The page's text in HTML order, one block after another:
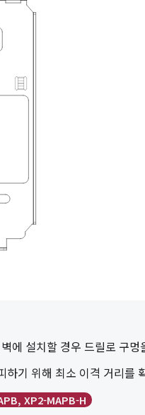
에 설치할 경우 드릴로 구
하기 위해 최소 이격 거리를
XP2-MAPB-H